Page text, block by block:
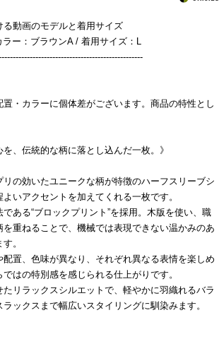
動画のモデルと着用サイズ
ー：ブラウンA / 着用サイズ：L
・カラーに個体差がございます。商品の特性とし
を、伝統的な柄に落とし込んだ一枚。》
リの効いたユニークな柄が特徴のハーフスリーブシ
いアクセントを加えてくれる一枚です。
である“ブロックプリント”を採用。木版を使い、職
を重ねることで、機械では表現できない温かみのあ
。
配置、色味が異なり、それぞれ異なる表情を楽しめ
はの特別感を感じられる仕上がりです。
たリラックスシルエットで、軽やかに羽織れるバラ
ックスまで幅広いスタイリングに馴染みます。